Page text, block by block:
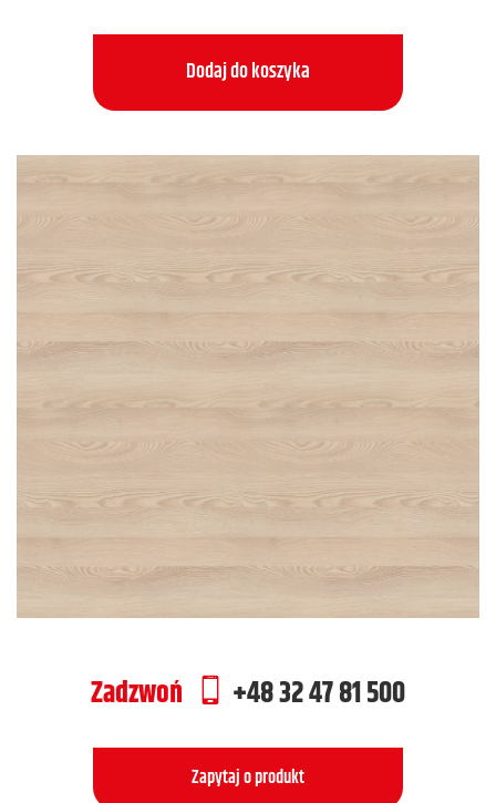
Dodaj do koszyka
Zadzwoń +48 32 47 81 500
Zapytaj o produkt